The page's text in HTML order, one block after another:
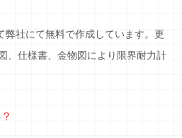
社にて無料で作成しています。更
、仕様書、金物図により限界耐力計